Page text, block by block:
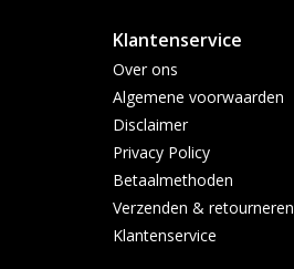
Klantenservice
Over ons
Algemene voorwaarden
Disclaimer
Privacy Policy
Betaalmethoden
Verzenden & retourneren
Klantenservice